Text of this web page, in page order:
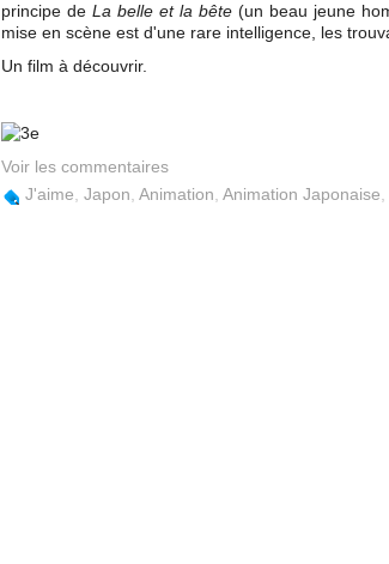
principe de La belle et la bête (un beau jeune
mise en scène est d'une rare intelligence, les
Un film à découvrir.
Voir les commentaires
J'aime Japon Animation Animation Japonaise